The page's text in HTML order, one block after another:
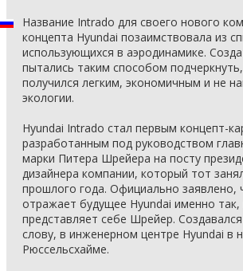
Название Intrado для своего нового
концепта Hyundai позаимствовала из
использующихся в аэродинамике.
пытались таким способом
получился легким, экономичным и не
экологии.
Hyundai Intrado стал первым концепт-
разработанным под руководством
марки Питера Шрейера на посту
дизайнера компании, который тот
прошлого года. Официально заявлено,
отражает будущее Hyundai именно так,
представляет себе Шрейер.
слову, в инженерном центре Hyundai в
Рюссельсхайме.